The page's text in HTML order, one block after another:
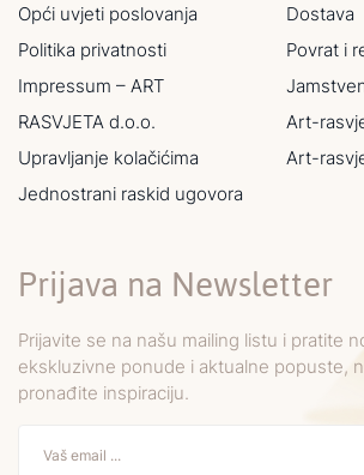
Opći uvjeti poslovanja
Politika privatnosti
Impressum – ART
RASVJETA d.o.o.
Upravljanje kolačićima
Jednostrani raskid ugovora
Dostava
Povrat i
Art-
Art-
Prijava na Newsletter
Prijavite se na našu mailing listu i pratite
ekskluzivne ponude i aktualne popuste,
pronađite inspiraciju.